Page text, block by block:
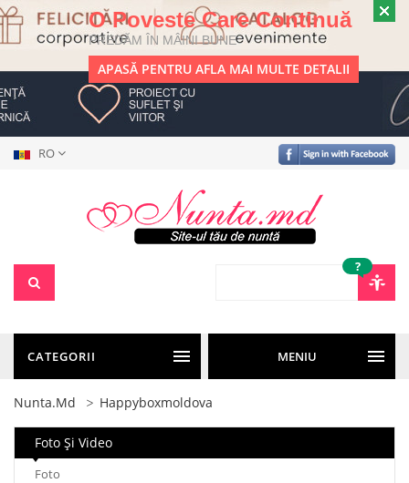
O Poveste Care Continuă
PREDĂM ÎN MÂINI BUNE
APASĂ PENTRU AFLA MAI MULTE DETALII
RO
?
CATEGORII MENIU
Nunta.md Happyboxmoldova
Foto Şi Video
Foto